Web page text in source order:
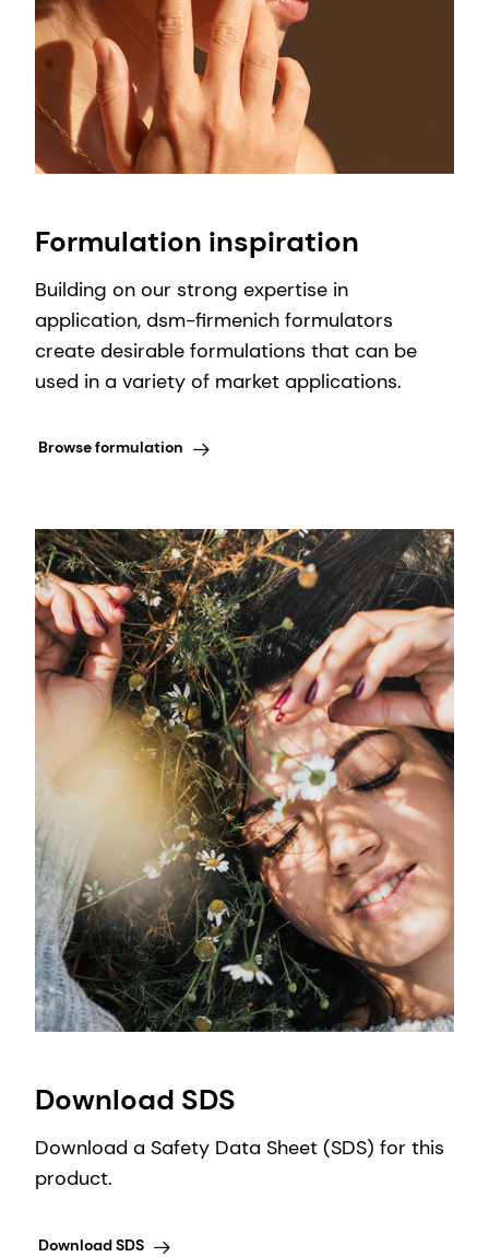
Formulation inspiration
Building on our strong expertise in
application, dsm-firmenich formulators
create desirable formulations that can be
used in a variety of market applications.
Browse formulation
Download SDS
Download a Safety Data Sheet (SDS) for this
product.
Download SDS